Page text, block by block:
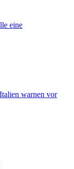
eine
warnen vor